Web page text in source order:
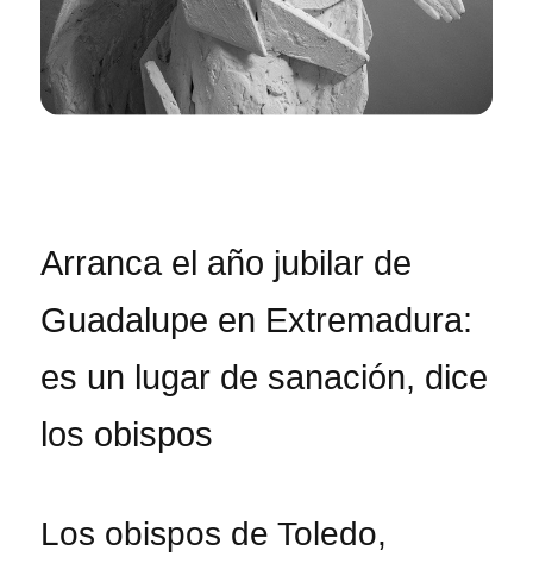
Arranca el año jubilar de
Guadalupe en Extremadura:
es un lugar de sanación, dice
los obispos
Los obispos de Toledo,